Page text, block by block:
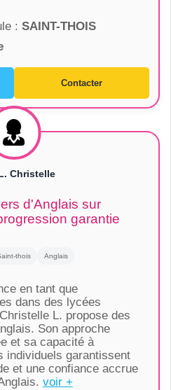
: SAINT-THOIS
Contacter
Christelle
d'Anglais sur
garantie
thois Anglais
en tant que
dans des lycées
L. propose des
Son approche
et sa capacité à
individuels garantissent
et une confiance accrue
voir +